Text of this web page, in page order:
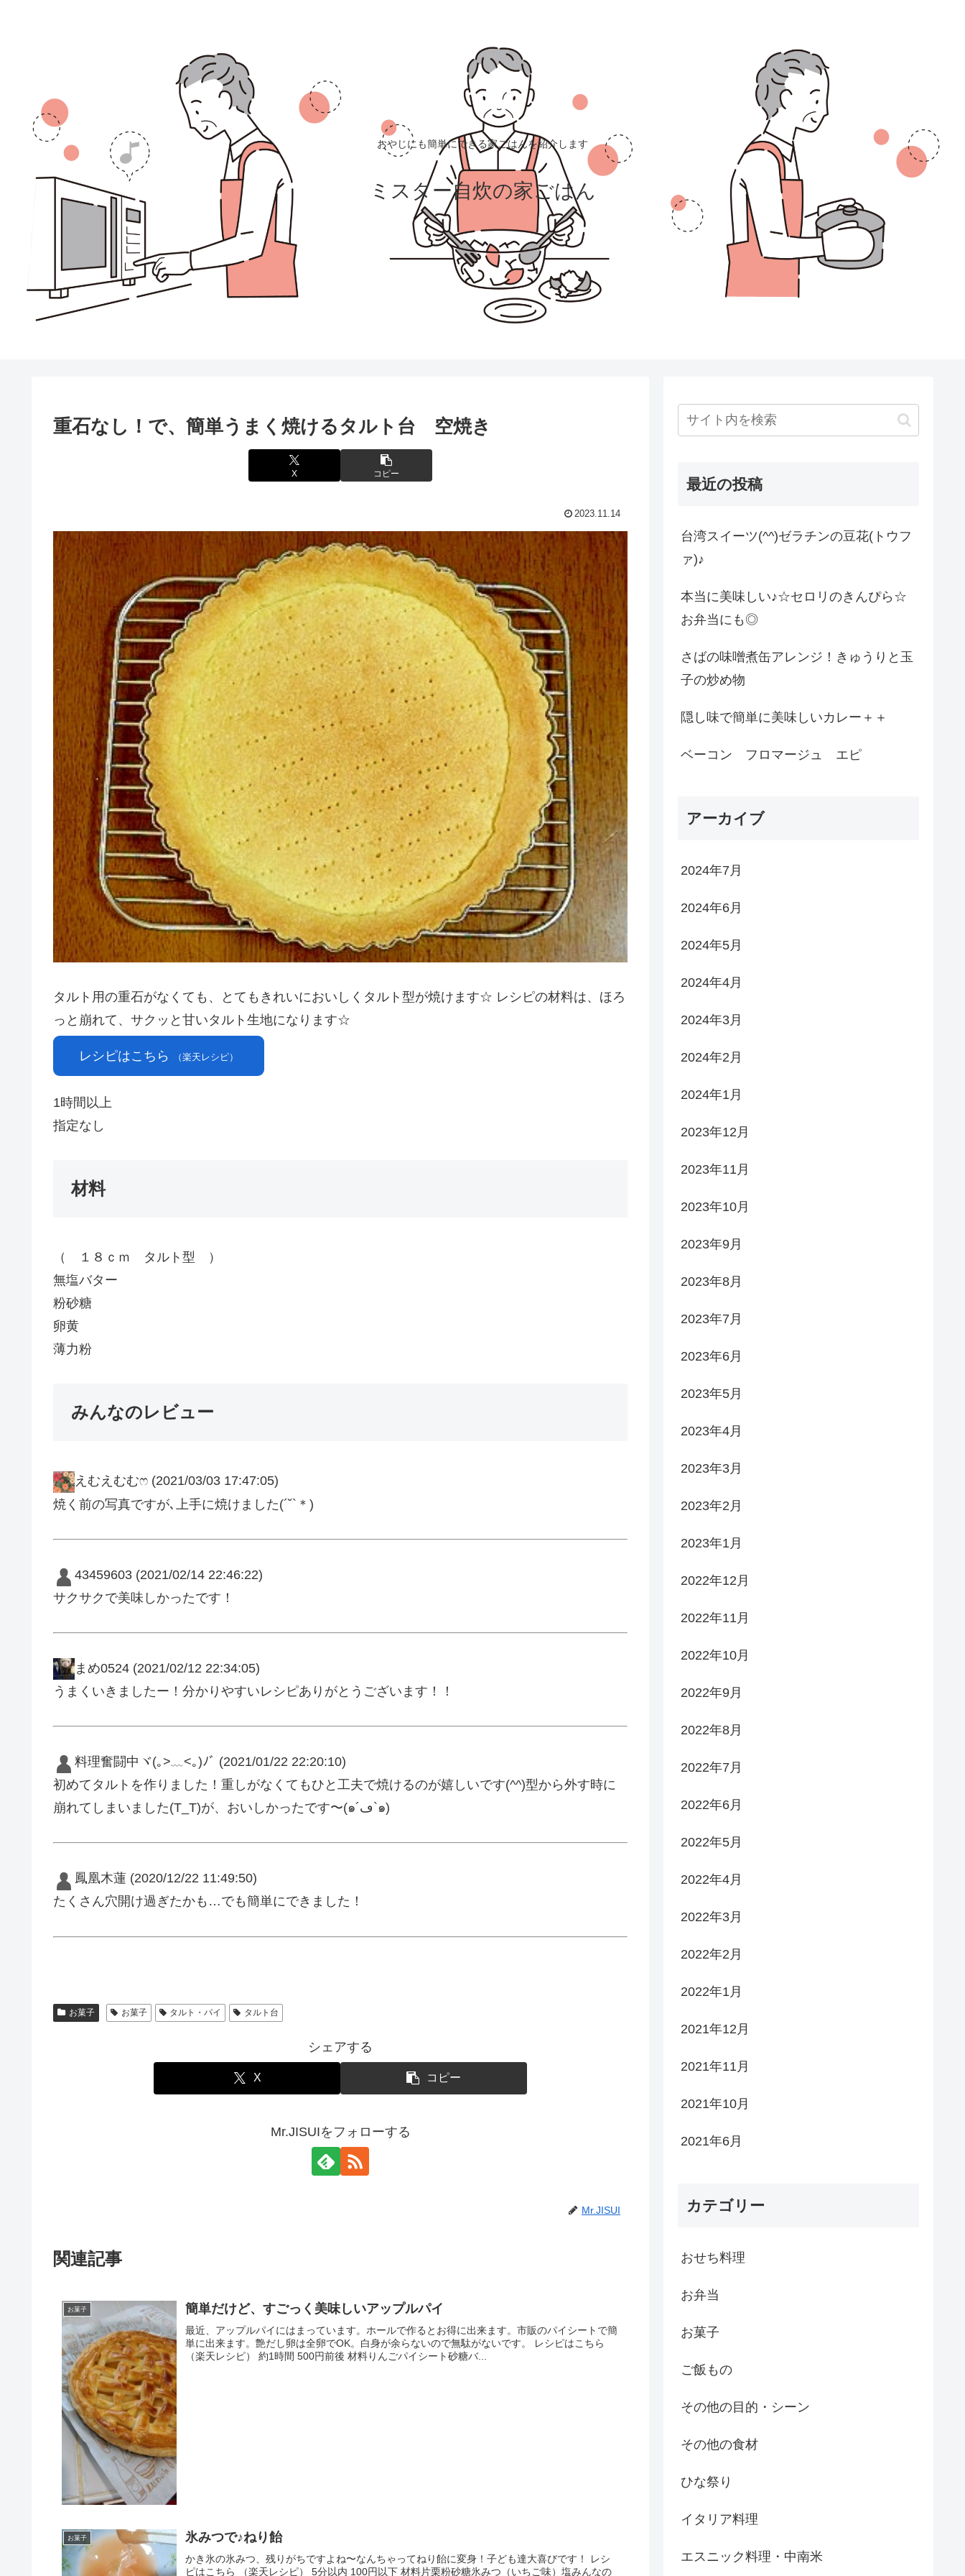
おやじにも簡単にできる家ごはんを紹介します
ミスター自炊の家ごはん
重石なし！で、簡単うまく焼けるタルト台 空焼き
X コピー
2023.11.14
タルト用の重石がなくても、とてもきれいにおいしくタルト型が焼けます☆ レシピの材料は、ほろ
っと崩れて、サクッと甘いタルト生地になります☆
レシピはこちら （楽天レシピ）
1時間以上
指定なし
材料
（ １８ｃｍ タルト型 ）
無塩バター
粉砂糖
卵黄
薄力粉
みんなのレビュー
えむえむむෆ (2021/03/03 17:47:05)
焼く前の写真ですが､上手に焼けました(´˘`＊)
43459603 (2021/02/14 22:46:22)
サクサクで美味しかったです！
まめ0524 (2021/02/12 22:34:05)
うまくいきましたー！分かりやすいレシピありがとうございます！！
料理奮闘中ヾ(｡>﹏<｡)ﾉﾞ (2021/01/22 22:20:10)
初めてタルトを作りました！重しがなくてもひと工夫で焼けるのが嬉しいです(^^)型から外す時に
崩れてしまいました(T_T)が、おいしかったです〜(๑´ڡ`๑)
鳳凰木蓮 (2020/12/22 11:49:50)
たくさん穴開け過ぎたかも…でも簡単にできました！
お菓子 お菓子 タルト・パイ タルト台
シェアする
X コピー
Mr.JISUIをフォローする
Mr.JISUI
関連記事
お菓子 簡単だけど、すごっく美味しいアップルパイ
最近、アップルパイにはまっています。ホールで作るとお得に出来ます。市販のパイシートで簡
単に出来ます。艶だし卵は全卵でOK。白身が余らないので無駄がないです。 レシピはこちら
（楽天レシピ） 約1時間 500円前後 材料りんごパイシート砂糖バ...
お菓子 氷みつで♪ねり飴
かき氷の氷みつ、残りがちですよね〜なんちゃってねり飴に変身！子ども達大喜びです！ レシ
ピはこちら （楽天レシピ） 5分以内 100円以下 材料片栗粉砂糖氷みつ（いちご味）塩みんなの
最近の投稿
台湾スイーツ(^^)ゼラチンの豆花(トウフ
ァ)♪
本当に美味しい♪☆セロリのきんぴら☆
お弁当にも◎
さばの味噌煮缶アレンジ！きゅうりと玉
子の炒め物
隠し味で簡単に美味しいカレー＋＋
ベーコン フロマージュ エピ
アーカイブ
2024年7月
2024年6月
2024年5月
2024年4月
2024年3月
2024年2月
2024年1月
2023年12月
2023年11月
2023年10月
2023年9月
2023年8月
2023年7月
2023年6月
2023年5月
2023年4月
2023年3月
2023年2月
2023年1月
2022年12月
2022年11月
2022年10月
2022年9月
2022年8月
2022年7月
2022年6月
2022年5月
2022年4月
2022年3月
2022年2月
2022年1月
2021年12月
2021年11月
2021年10月
2021年6月
カテゴリー
おせち料理
お弁当
お菓子
ご飯もの
その他の目的・シーン
その他の食材
ひな祭り
イタリア料理
エスニック料理・中南米